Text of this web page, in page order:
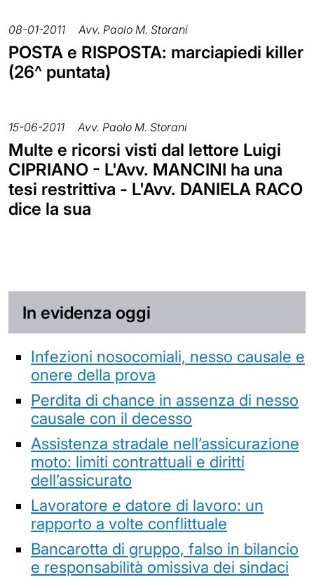
08-01-2011 Avv. Paolo M. Storani
POSTA e RISPOSTA: marciapiedi killer
(26^ puntata)
15-06-2011 Avv. Paolo M. Storani
Multe e ricorsi visti dal lettore Luigi
CIPRIANO - L'Avv. MANCINI ha una
tesi restrittiva - L'Avv. DANIELA RACO
dice la sua
In evidenza oggi
Infezioni nosocomiali, nesso causale e
onere della prova
Perdita di chance in assenza di nesso
causale con il decesso
Assistenza stradale nell’assicurazione
moto: limiti contrattuali e diritti
dell’assicurato
Lavoratore e datore di lavoro: un
rapporto a volte conflittuale
Bancarotta di gruppo, falso in bilancio
e responsabilità omissiva dei sindaci